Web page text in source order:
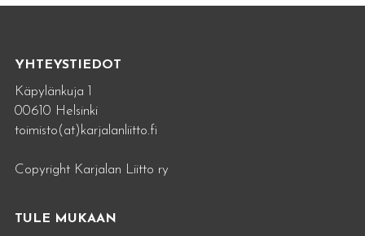
YHTEYSTIEDOT
Käpylänkuja 1
00610 Helsinki
toimisto(at)karjalanliitto.fi
Copyright Karjalan Liitto ry
TULE MUKAAN